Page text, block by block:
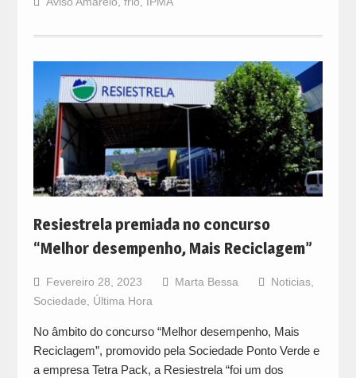
Resiestrela premiada no concurso
“Melhor desempenho, Mais Reciclagem”
Fevereiro 28, 2023 Marta Bessa Noticias,
Sociedade
Última Hora
No âmbito do concurso “Melhor desempenho, Mais
Reciclagem”, promovido pela Sociedade Ponto Verde e
a empresa Tetra Pack, a Resiestrela “foi um dos